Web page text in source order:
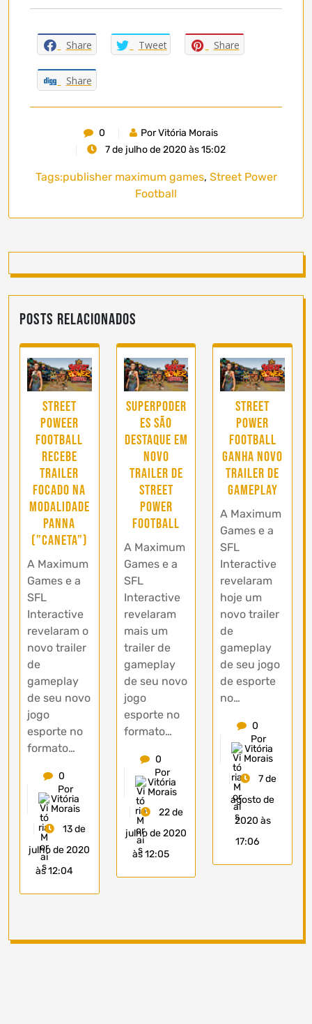
Share Tweet Share
Share
0
Por Vitória Morais
7 de julho de 2020 às 15:02
Tags:publisher maximum games, Street Power
Football
Posts Relacionados
Street
Poweer
Football
recebe
trailer
focado na
modalidade
Panna
(”caneta”)
A Maximum
Games e a
SFL
Interactive
revelaram o
novo trailer
de
gameplay
de seu novo
jogo
esporte no
formato…
0
Por
Vitória
Morais
13 de
julho de 2020
às 12:04
Superpoder
es são
destaque em
novo
trailer de
Street
Power
Football
A Maximum
Games e a
SFL
Interactive
revelaram
mais um
trailer de
gameplay
de seu novo
jogo
esporte no
formato…
0
Por
Vitória
Morais
22 de
julho de 2020
às 12:05
Street
Power
Football
ganha novo
trailer de
gameplay
A Maximum
Games e a
SFL
Interactive
revelaram
hoje um
novo trailer
de
gameplay
de seu jogo
de esporte
no…
0
Por
Vitória
Morais
7 de
agosto de
2020 às
17:06